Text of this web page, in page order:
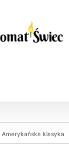
Amerykańska klasyka